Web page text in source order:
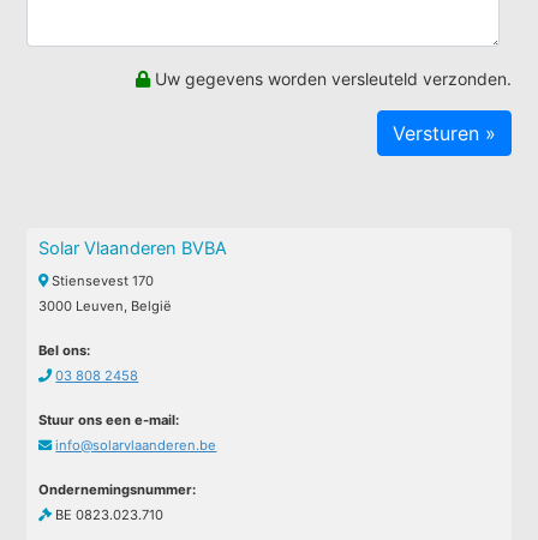
Uw gegevens worden versleuteld verzonden.
Solar Vlaanderen BVBA
Stiensevest 170
3000 Leuven, België
Bel ons:
03 808 2458
Stuur ons een e-mail:
info@solarvlaanderen.be
Ondernemingsnummer:
BE 0823.023.710